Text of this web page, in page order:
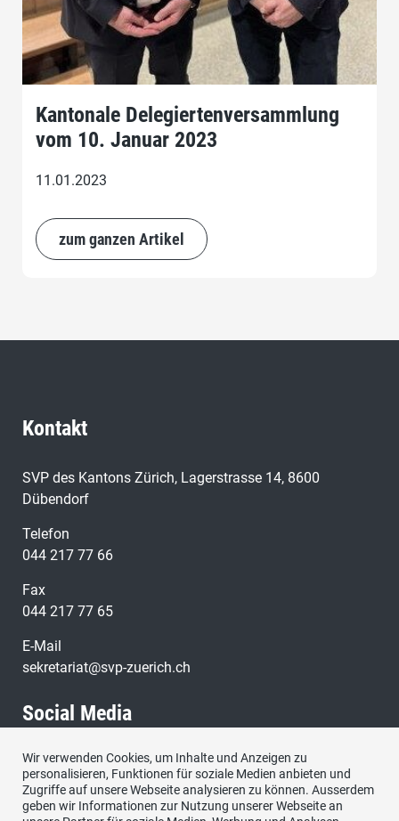
Kantonale Delegiertenversammlung
vom 10. Januar 2023
11.01.2023
zum ganzen Artikel
Kontakt
SVP des Kantons Zürich, Lagerstrasse 14, 8600
Dübendorf
Telefon
044 217 77 66
Fax
044 217 77 65
E-Mail
sekretariat@svp-zuerich.ch
Social Media
Besuchen Sie uns bei:
Wir verwenden Cookies, um Inhalte und Anzeigen zu
personalisieren, Funktionen für soziale Medien anbieten und
Zugriffe auf unsere Webseite analysieren zu können. Ausserdem
geben wir Informationen zur Nutzung unserer Webseite an